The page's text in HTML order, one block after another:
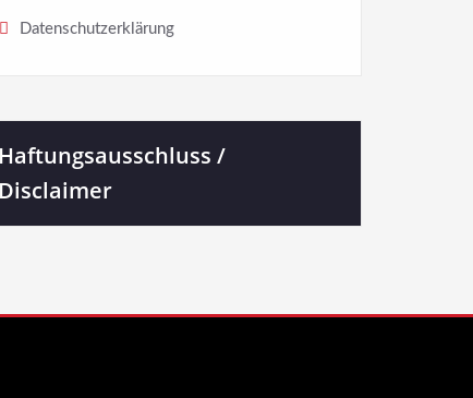
Datenschutzerklärung
Haftungsausschluss /
Disclaimer